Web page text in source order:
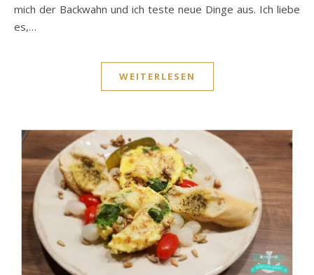
mich der Backwahn und ich teste neue Dinge aus. Ich liebe
es,…
WEITERLESEN